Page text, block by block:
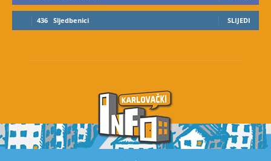
436 Sljedbenici SLIJEDI